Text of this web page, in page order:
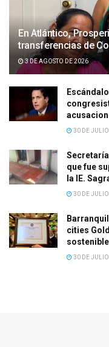
En Atlántico,
transferencias de
3 DE AGOSTO DE 2026
30 DE
que fue
la IE.
30 DE
cities
30 DE